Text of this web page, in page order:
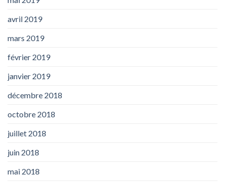
avril 2019
mars 2019
février 2019
janvier 2019
décembre 2018
octobre 2018
juillet 2018
juin 2018
mai 2018